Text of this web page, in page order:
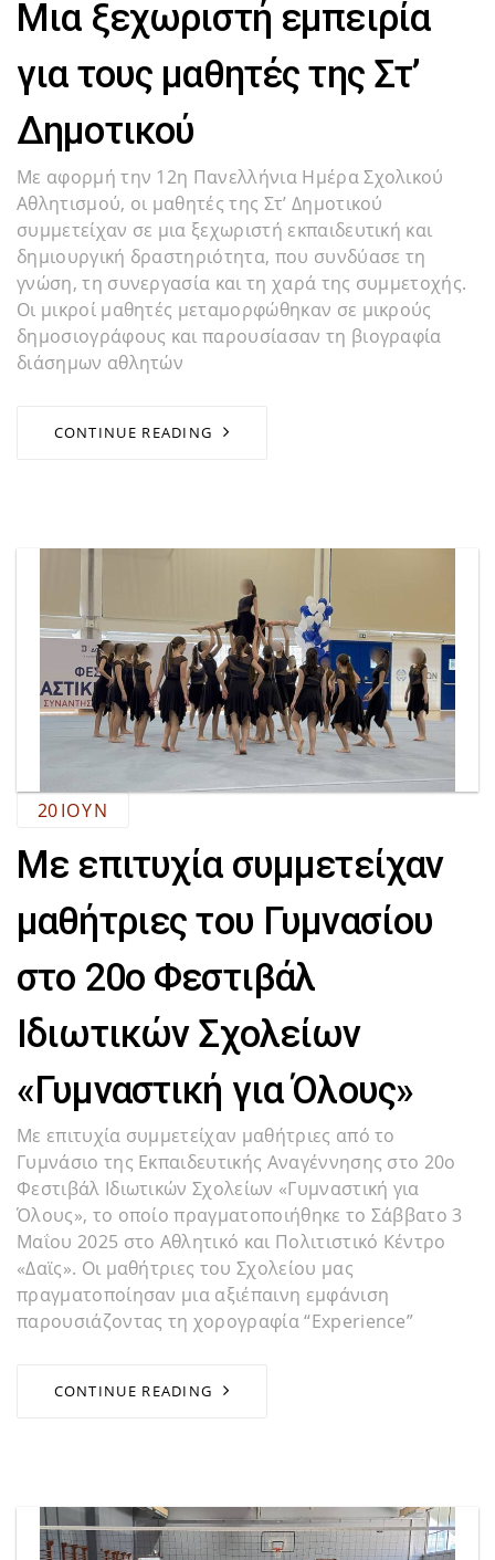
Μια ξεχωριστή εμπειρία
για τους μαθητές της Στ’
Δημοτικού
Με αφορμή την 12η Πανελλήνια Ημέρα Σχολικού
Αθλητισμού, οι μαθητές της Στ’ Δημοτικού
συμμετείχαν σε μια ξεχωριστή εκπαιδευτική και
δημιουργική δραστηριότητα, που συνδύασε τη
γνώση, τη συνεργασία και τη χαρά της συμμετοχής.
Οι μικροί μαθητές μεταμορφώθηκαν σε μικρούς
δημοσιογράφους και παρουσίασαν τη βιογραφία
διάσημων αθλητών
CONTINUE READING
20ΙΟΎΝ
Με επιτυχία συμμετείχαν
μαθήτριες του Γυμνασίου
στο 20ο Φεστιβάλ
Ιδιωτικών Σχολείων
«Γυμναστική για Όλους»
Με επιτυχία συμμετείχαν μαθήτριες από το
Γυμνάσιο της Εκπαιδευτικής Αναγέννησης στο 20ο
Φεστιβάλ Ιδιωτικών Σχολείων «Γυμναστική για
Όλους», το οποίο πραγματοποιήθηκε το Σάββατο 3
Μαΐου 2025 στο Αθλητικό και Πολιτιστικό Κέντρο
«Δαϊς». Οι μαθήτριες του Σχολείου μας
πραγματοποίησαν μια αξιέπαινη εμφάνιση
παρουσιάζοντας τη χορογραφία “Experience”
CONTINUE READING